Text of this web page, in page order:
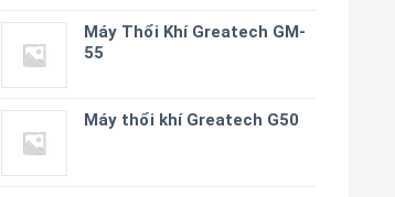
Máy Thổi Khí Greatech GM-
55
Máy thổi khí Greatech G50